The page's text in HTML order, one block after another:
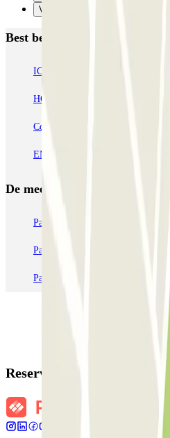
Verzenden
Best beoordeelde
IC Alenza-Ponzano
HOMELY Azcona
Coslada (Avenida de América)
EMT Marqués de Salamanca
De meest geboekte
Parkeren in Parijs
Parkeren in Station Venetië Mestre
Parkeren in Milaan Parkeren in
Reserveringsgegevens